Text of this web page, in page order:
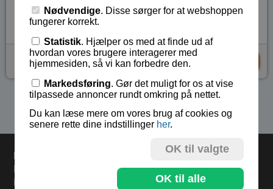
Vare nr.:BA-1494
kr 179,-
Se flere produkter i kategorien Magnet & metal kunst
Bestil i dag og varerne sendes mandag.
Levering 33,- eller gratis ved køb over 500,-.
Nødvendige. Disse sørger for at webshoppen
fungerer korrekt.
Statistik. Hjælper os med at finde ud af
hvordan vores brugere interagerer med
hjemmesiden, så vi kan forbedre den.
Markedsføring. Gør det muligt for os at vise
tilpassede annoncer rundt omkring på nettet.
Du kan læse mere om vores brug af cookies og
senere rette dine indstillinger her.
OK til valgte
OK til alle